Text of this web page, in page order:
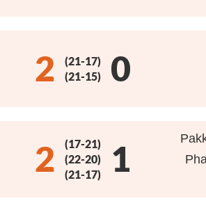
2
(21-17)
(21-15)
0
2
(17-21)
(22-20)
(21-17)
1